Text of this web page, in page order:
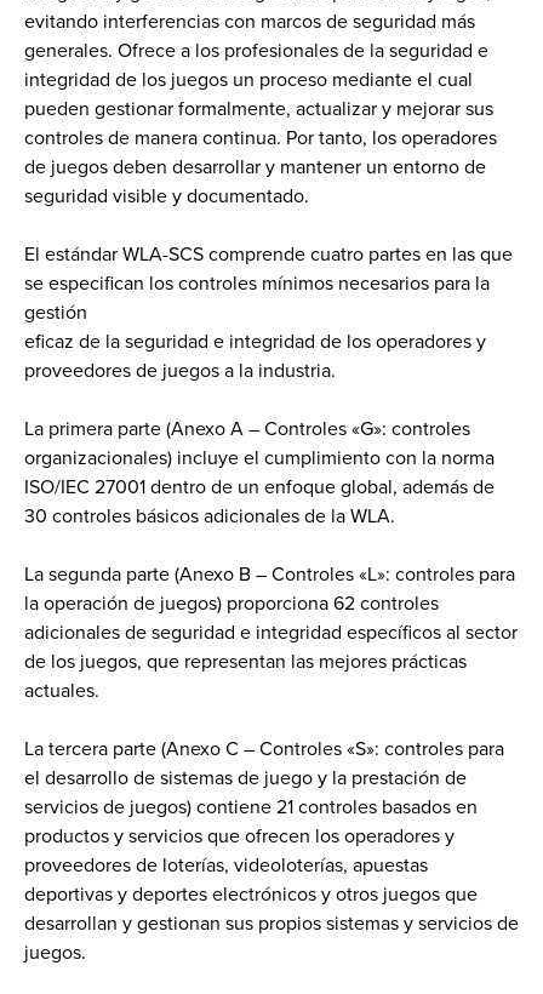
evitando interferencias con marcos de seguridad más
generales. Ofrece a los profesionales de la seguridad e
integridad de los juegos un proceso mediante el cual
pueden gestionar formalmente, actualizar y mejorar sus
controles de manera continua. Por tanto, los operadores
de juegos deben desarrollar y mantener un entorno de
seguridad visible y documentado.
El estándar WLA-SCS comprende cuatro partes en las que
se especifican los controles mínimos necesarios para la
gestión
eficaz de la seguridad e integridad de los operadores y
proveedores de juegos a la industria.
La primera parte (Anexo A – Controles «G»: controles
organizacionales) incluye el cumplimiento con la norma
ISO/IEC 27001 dentro de un enfoque global, además de
30 controles básicos adicionales de la WLA.
La segunda parte (Anexo B – Controles «L»: controles para
la operación de juegos) proporciona 62 controles
adicionales de seguridad e integridad específicos al sector
de los juegos, que representan las mejores prácticas
actuales.
La tercera parte (Anexo C – Controles «S»: controles para
el desarrollo de sistemas de juego y la prestación de
servicios de juegos) contiene 21 controles basados en
productos y servicios que ofrecen los operadores y
proveedores de loterías, videoloterías, apuestas
deportivas y deportes electrónicos y otros juegos que
desarrollan y gestionan sus propios sistemas y servicios de
juegos.